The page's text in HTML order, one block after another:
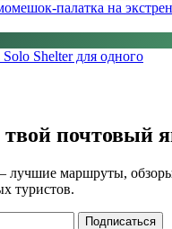
палатка на
Shelter для одного
твой почтовый
лучшие маршруты,
туристов.
Подписаться